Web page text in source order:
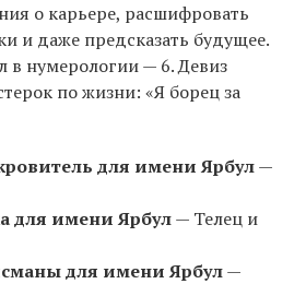
о карьере, расшифровать
и даже предсказать будущее.
в нумерологии — 6. Девиз
по жизни: «Я борец за
для имени Ярбул—
для имени Ярбул— Телец и
для имени Ярбул—